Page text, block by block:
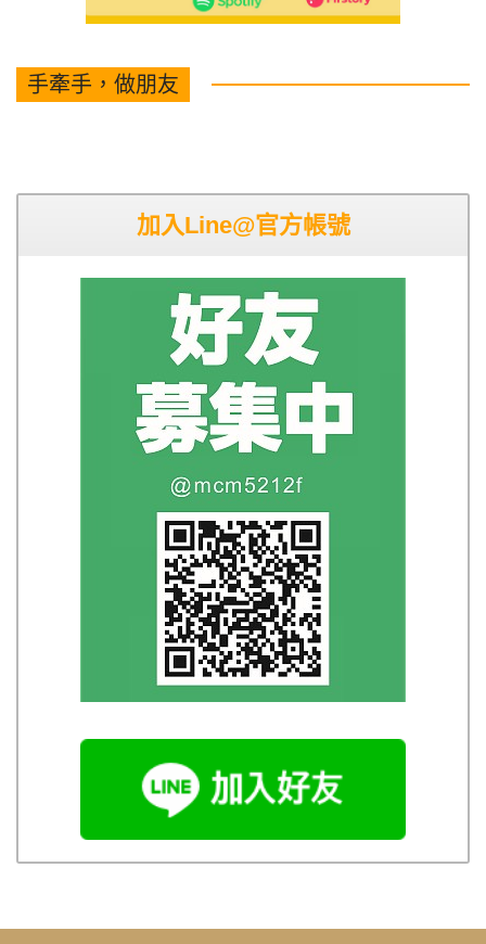
手牽手，做朋友
加入Line@官方帳號